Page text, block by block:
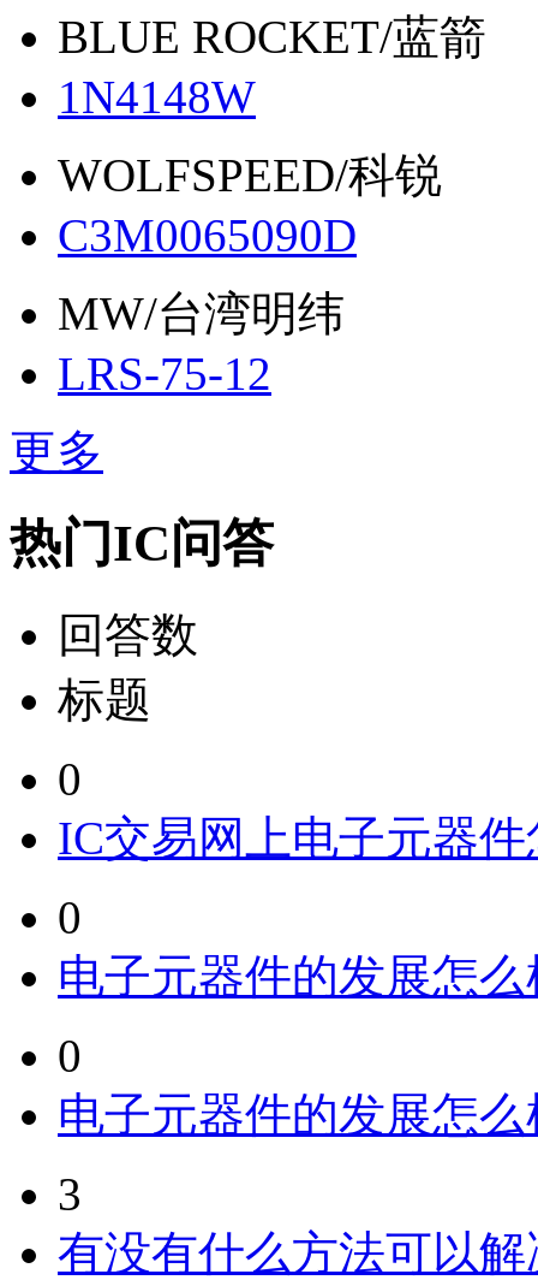
BLUE ROCKET/蓝箭
1N4148W
WOLFSPEED/科锐
C3M0065090D
MW/台湾明纬
LRS-75-12
更多
热门IC问答
回答数
标题
0
IC交易网上电子元器
0
电子元器件的发展怎么
0
电子元器件的发展怎么
3
有没有什么方法可以